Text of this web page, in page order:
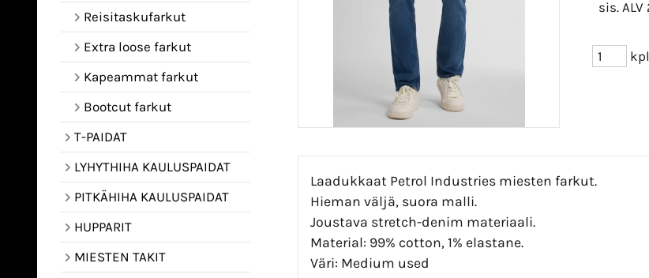
Reisitaskufarkut
Extra loose farkut
Kapeammat farkut
Bootcut farkut
T-PAIDAT
LYHYTHIHA KAULUSPAIDAT
PITKÄHIHA KAULUSPAIDAT
HUPPARIT
MIESTEN TAKIT
sis. ALV
kpl
Laadukkaat Petrol Industries miesten farkut.
Hieman väljä, suora malli.
Joustava stretch-denim materiaali.
Material: 99% cotton, 1% elastane.
Väri: Medium used